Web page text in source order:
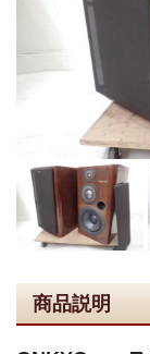
商品説明